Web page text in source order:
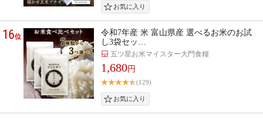
16位
令和7年産 米 富山県産 選べるお米のお試
し3袋セッ…
五ツ星お米マイスター大門食糧
1,680円
(129)